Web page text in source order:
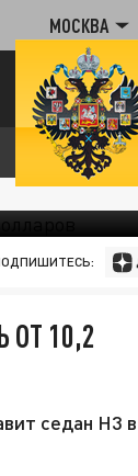
МОСКВА
ОТ 10,2
седан H3